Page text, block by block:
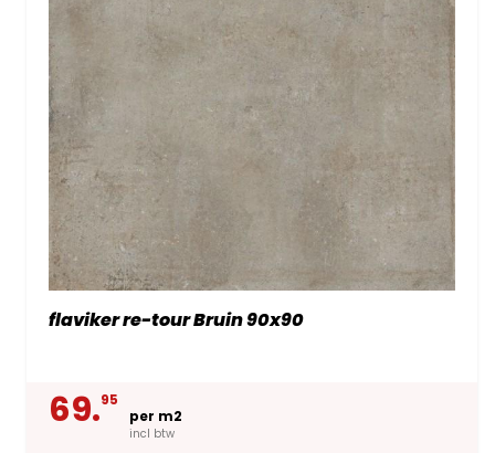
flaviker re-tour Bruin 90x90
69.95
per m2
incl btw